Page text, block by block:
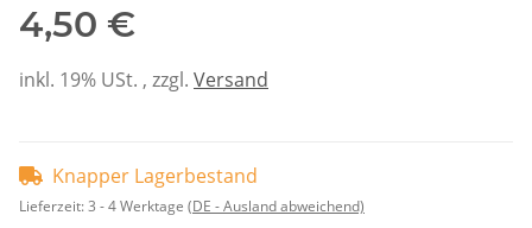
4,50 €
inkl. 19% USt. , zzgl. Versand
Knapper Lagerbestand
Lieferzeit:3 - 4 Werktage (DE - Ausland abweichend)